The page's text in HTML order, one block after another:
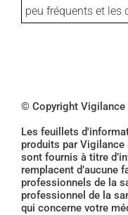
peu fréquents et les
© Copyright Vigilance
Les feuillets
produits par Vigilance
sont fournis à titre
remplacent d’aucune
professionnels de la
professionnel de la
qui concerne votre